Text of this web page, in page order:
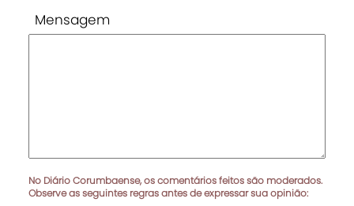
Mensagem
No Diário Corumbaense, os comentários feitos são moderados.
Observe as seguintes regras antes de expressar sua opinião: